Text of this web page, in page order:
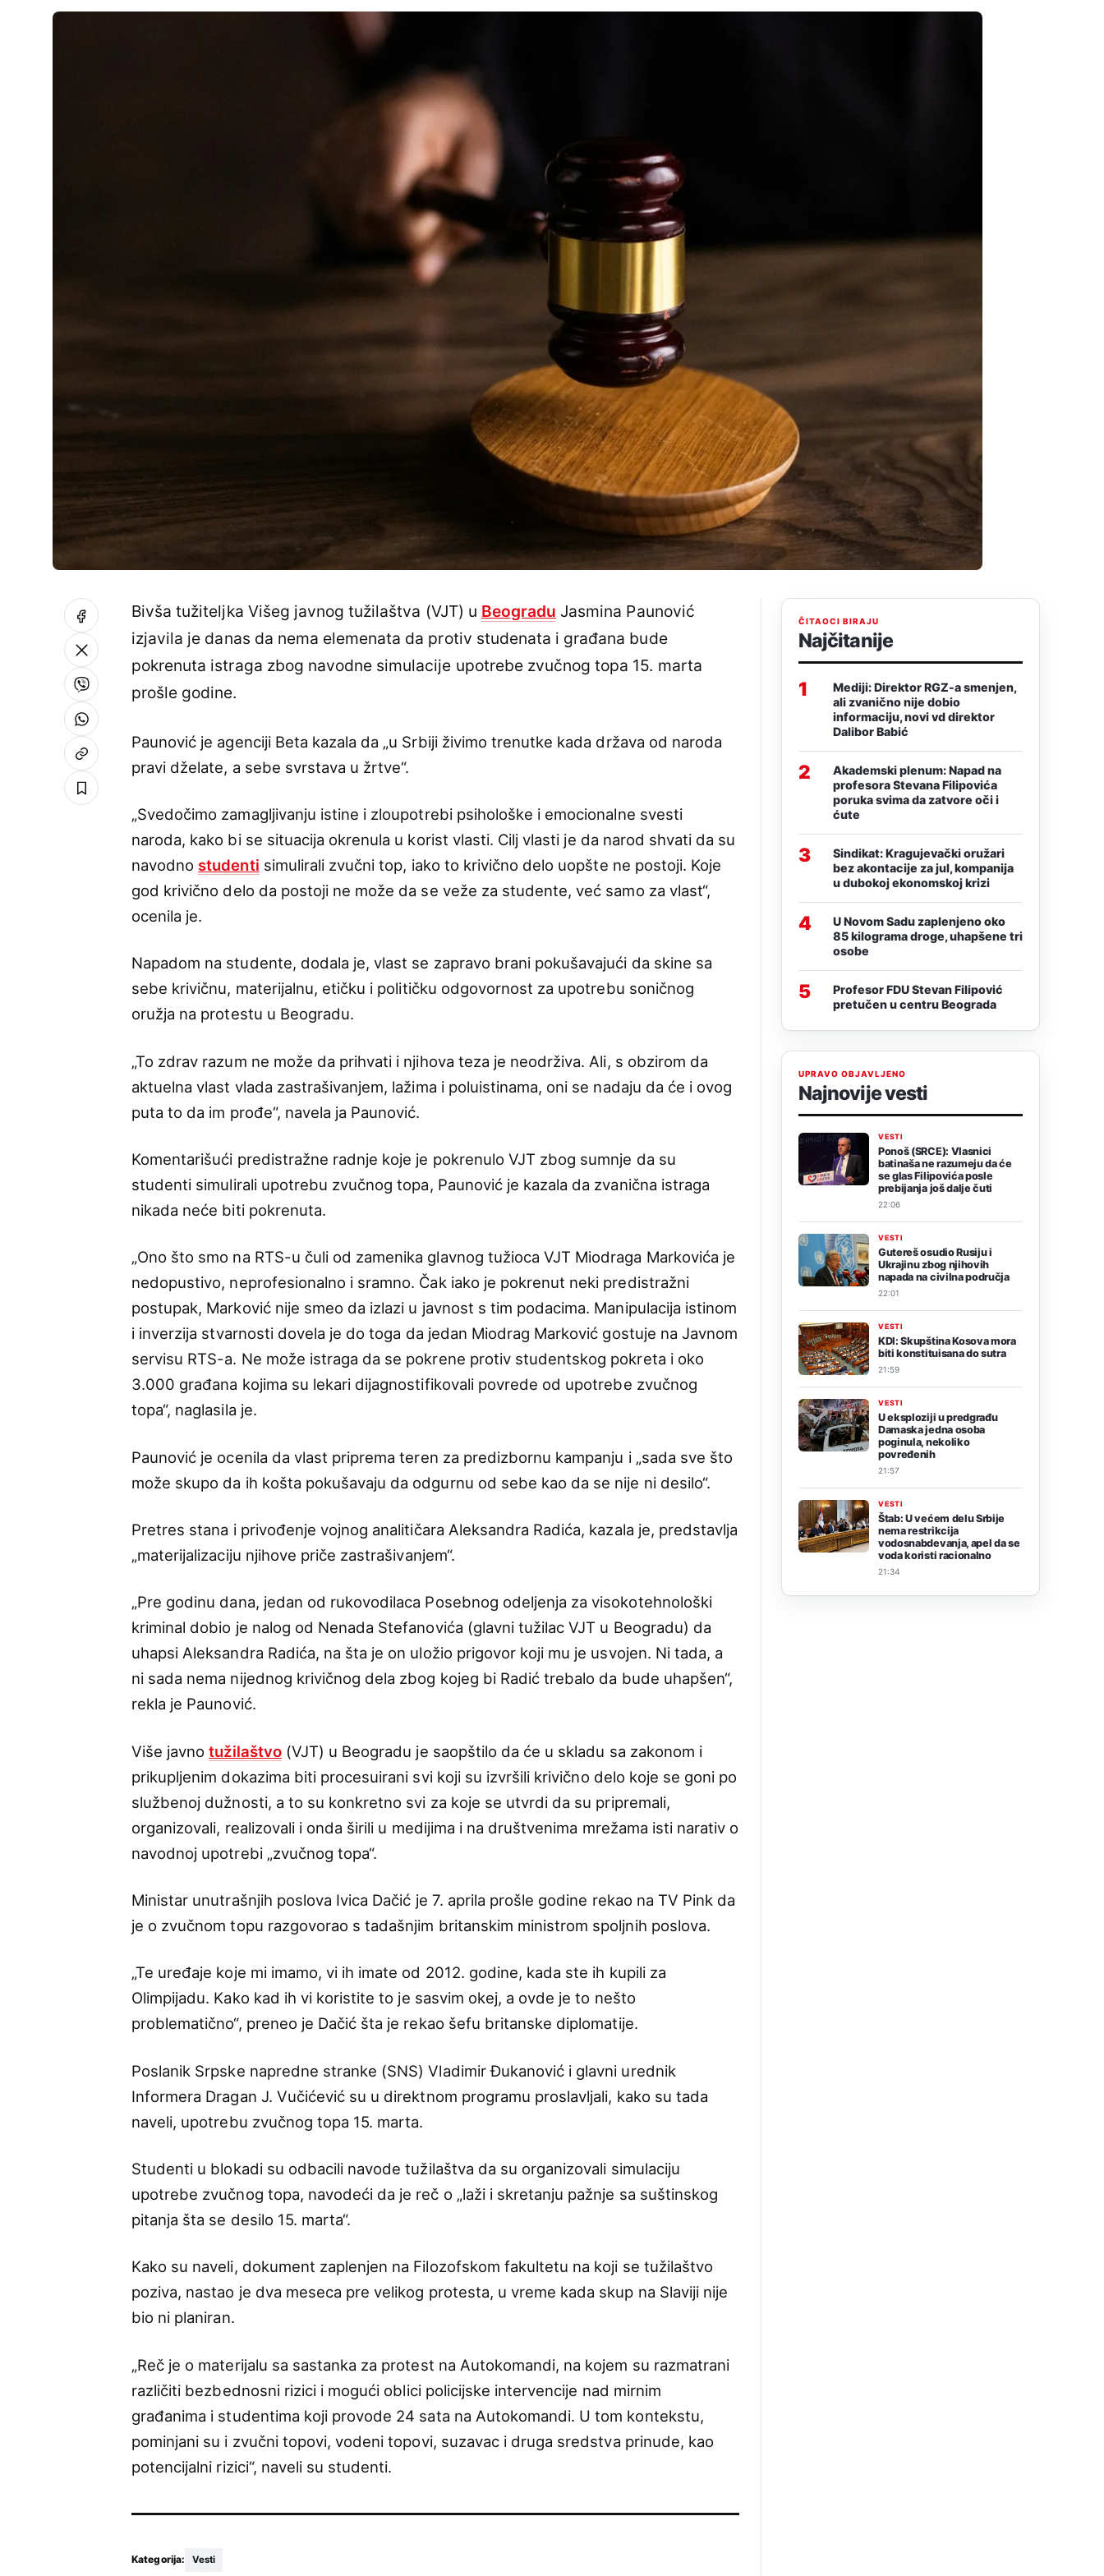
Bivša tužiteljka Višeg javnog tužilaštva (VJT) u Beogradu Jasmina Paunović
izjavila je danas da nema elemenata da protiv studenata i građana bude
pokrenuta istraga zbog navodne simulacije upotrebe zvučnog topa 15. marta
prošle godine.
Paunović je agenciji Beta kazala da „u Srbiji živimo trenutke kada država od naroda
pravi dželate, a sebe svrstava u žrtve“.
„Svedočimo zamagljivanju istine i zloupotrebi psihološke i emocionalne svesti
naroda, kako bi se situacija okrenula u korist vlasti. Cilj vlasti je da narod shvati da su
navodno studenti simulirali zvučni top, iako to krivično delo uopšte ne postoji. Koje
god krivično delo da postoji ne može da se veže za studente, već samo za vlast“,
ocenila je.
Napadom na studente, dodala je, vlast se zapravo brani pokušavajući da skine sa
sebe krivičnu, materijalnu, etičku i političku odgovornost za upotrebu soničnog
oružja na protestu u Beogradu.
„To zdrav razum ne može da prihvati i njihova teza je neodrživa. Ali, s obzirom da
aktuelna vlast vlada zastrašivanjem, lažima i poluistinama, oni se nadaju da će i ovog
puta to da im prođe“, navela ja Paunović.
Komentarišući predistražne radnje koje je pokrenulo VJT zbog sumnje da su
studenti simulirali upotrebu zvučnog topa, Paunović je kazala da zvanična istraga
nikada neće biti pokrenuta.
„Ono što smo na RTS-u čuli od zamenika glavnog tužioca VJT Miodraga Markovića je
nedopustivo, neprofesionalno i sramno. Čak iako je pokrenut neki predistražni
postupak, Marković nije smeo da izlazi u javnost s tim podacima. Manipulacija istinom
i inverzija stvarnosti dovela je do toga da jedan Miodrag Marković gostuje na Javnom
servisu RTS-a. Ne može istraga da se pokrene protiv studentskog pokreta i oko
3.000 građana kojima su lekari dijagnostifikovali povrede od upotrebe zvučnog
topa“, naglasila je.
Paunović je ocenila da vlast priprema teren za predizbornu kampanju i „sada sve što
može skupo da ih košta pokušavaju da odgurnu od sebe kao da se nije ni desilo“.
Pretres stana i privođenje vojnog analitičara Aleksandra Radića, kazala je, predstavlja
„materijalizaciju njihove priče zastrašivanjem“.
„Pre godinu dana, jedan od rukovodilaca Posebnog odeljenja za visokotehnološki
kriminal dobio je nalog od Nenada Stefanovića (glavni tužilac VJT u Beogradu) da
uhapsi Aleksandra Radića, na šta je on uložio prigovor koji mu je usvojen. Ni tada, a
ni sada nema nijednog krivičnog dela zbog kojeg bi Radić trebalo da bude uhapšen“,
rekla je Paunović.
Više javnotužilaštvo(VJT) u Beogradu je saopštilo da će u skladu sa zakonom i
prikupljenim dokazima biti procesuirani svi koji su izvršili krivično delo koje se goni po
službenoj dužnosti, a to su konkretno svi za koje se utvrdi da su pripremali,
organizovali, realizovali i onda širili u medijima i na društvenima mrežama isti narativ o
navodnoj upotrebi „zvučnog topa“.
Ministar unutrašnjih poslova Ivica Dačić je 7. aprila prošle godine rekao na TV Pink da
je o zvučnom topu razgovorao s tadašnjim britanskim ministrom spoljnih poslova.
„Te uređaje koje mi imamo, vi ih imate od 2012. godine, kada ste ih kupili za
Olimpijadu. Kako kad ih vi koristite to je sasvim okej, a ovde je to nešto
problematično“, preneo je Dačić šta je rekao šefu britanske diplomatije.
Poslanik Srpske napredne stranke (SNS) Vladimir Đukanović i glavni urednik
Informera Dragan J. Vučićević su u direktnom programu proslavljali, kako su tada
naveli, upotrebu zvučnog topa 15. marta.
Studenti u blokadi su odbacili navode tužilaštva da su organizovali simulaciju
upotrebe zvučnog topa, navodeći da je reč o „laži i skretanju pažnje sa suštinskog
pitanja šta se desilo 15. marta“.
Kako su naveli, dokument zaplenjen na Filozofskom fakultetu na koji se tužilaštvo
poziva, nastao je dva meseca pre velikog protesta, u vreme kada skup na Slaviji nije
bio ni planiran.
„Reč je o materijalu sa sastanka za protest na Autokomandi, na kojem su razmatrani
različiti bezbednosni rizici i mogući oblici policijske intervencije nad mirnim
građanima i studentima koji provode 24 sata na Autokomandi. U tom kontekstu,
pominjani su i zvučni topovi, vodeni topovi, suzavac i druga sredstva prinude, kao
potencijalni rizici“, naveli su studenti.
Kategorija: Vesti
ČITAOCI BIRAJU
Najčitanije
1
Mediji: Direktor RGZ-a smenjen,
ali zvanično nije dobio
informaciju, novi vd direktor
Dalibor Babić
2
Akademski plenum: Napad na
profesora Stevana Filipovića
poruka svima da zatvore oči i
ćute
3
Sindikat: Kragujevački oružari
bez akontacije za jul, kompanija
u dubokoj ekonomskoj krizi
4
U Novom Sadu zaplenjeno oko
85 kilograma droge, uhapšene tri
osobe
5
Profesor FDU Stevan Filipović
pretučen u centru Beograda
UPRAVO OBJAVLJENO
Najnovije vesti
VESTI
Ponoš (SRCE): Vlasnici
batinaša ne razumeju da će
se glas Filipovića posle
prebijanja još dalje čuti
22:06
VESTI
Gutereš osudio Rusiju i
Ukrajinu zbog njihovih
napada na civilna područja
22:01
VESTI
KDI: Skupština Kosova mora
biti konstituisana do sutra
21:59
VESTI
U eksploziji u predgrađu
Damaska jedna osoba
poginula, nekoliko
povređenih
21:57
VESTI
Štab: U većem delu Srbije
nema restrikcija
vodosnabdevanja, apel da se
voda koristi racionalno
21:34